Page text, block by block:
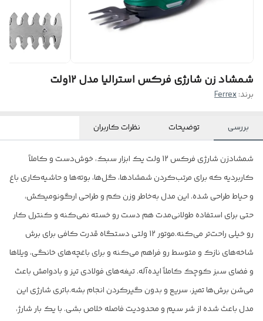
شمشاد زن شارژی فرکس استرالیا مدل 12ولت
برند:Ferrex
بررسی توضیحات نظرات کاربران
شمشادزن شارژی فرکس 12 ولت یک ابزار سبک، خوش‌دست و کاملاً
کاربردیه که برای مرتب‌کردن شمشادها، گل‌ها، بوته‌ها و حاشیه‌کاری باغ
و حیاط طراحی شده. این مدل به‌خاطر وزن کم و طراحی ارگونومیکش،
حتی برای استفاده طولانی‌مدت هم دست رو خسته نمی‌کنه و کنترل کار
رو خیلی راحت‌تر می‌کنه.موتور 12 ولتی دستگاه قدرت کافی برای برش
شاخه‌های نازک و متوسط رو فراهم می‌کنه و برای باغچه‌های خانگی، ویلاها
و فضای سبز کوچک کاملاً ایده‌آله. تیغه‌های فولادی تیز و بادوامش باعث
می‌شن برش‌ها تمیز، سریع و بدون گیرکردن انجام بشه.باتری شارژی این
مدل باعث شده از شر سیم و محدودیت فاصله خلاص بشی. با یک بار شارژ،